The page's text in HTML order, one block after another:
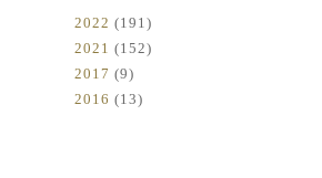
2022 (191)
2021 (152)
2017 (9)
2016 (13)